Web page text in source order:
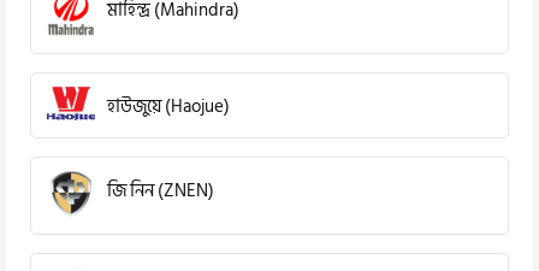
মাহিন্দ্র (Mahindra)
হাউজুয়ে (Haojue)
জি নিন (ZNEN)